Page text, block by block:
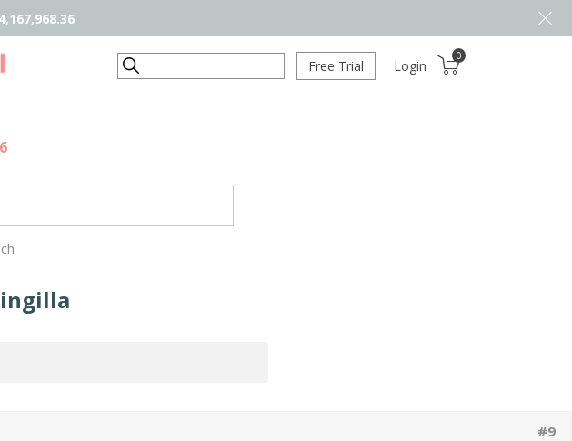
Search Free Trial Login
0
#9